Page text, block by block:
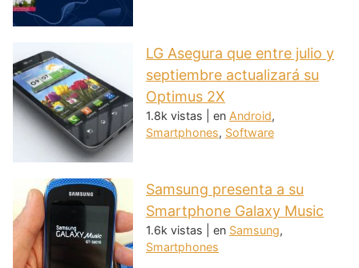
LG Asegura que entre julio y
septiembre actualizará su
Optimus 2X
1.8k vistas en Android,
Smartphones, Software
Samsung presenta a su
Smartphone Galaxy Music
1.6k vistas en Samsung,
Smartphones